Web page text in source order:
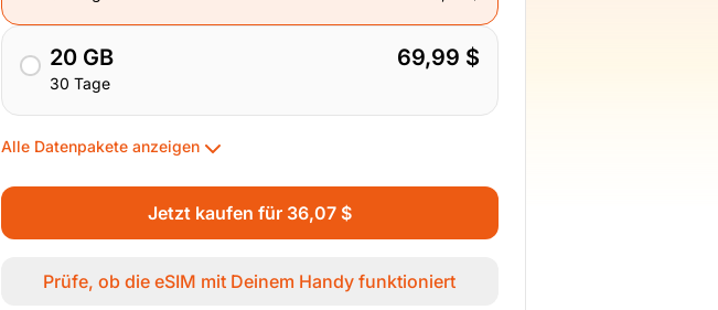
20 GB
30 Tage
69,99 $
Alle Datenpakete anzeigen
Jetzt kaufen für 36,07 $
Prüfe, ob die eSIM mit Deinem Handy funktioniert